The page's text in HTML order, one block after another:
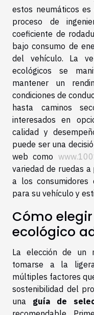
estos neumáticos
proceso de
coeficiente de
bajo consumo de
del vehículo. La
ecológicos se
mantener un
condiciones de
hasta caminos
interesados en
calidad y
puede ser una
web como
variedad de ruedas
a los consumidores
para su vehículo y
Cómo
ecológico
La elección de un
tomarse a la
múltiples factores
sostenibilidad del
una guía de